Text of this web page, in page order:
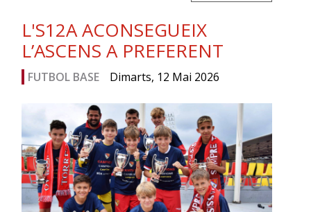
L'S12A ACONSEGUEIX
L’ASCENS A PREFERENT
FUTBOL BASE Dimarts, 12 Mai 2026